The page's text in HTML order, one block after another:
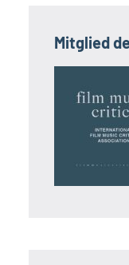
Mitglied